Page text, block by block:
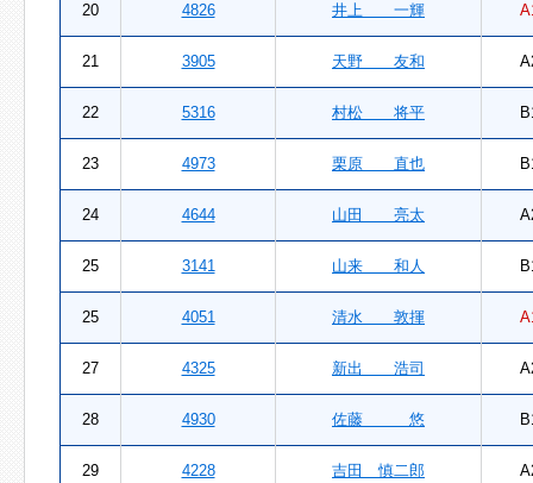
20 4826 井上 一輝
21 3905 天野 友和
22 5316 村松 将平
23 4973 栗原 直也
24 4644 山田 亮太
25 3141 山来 和人
25 4051 清水 敦揮
27 4325 新出 浩司
28 4930 佐藤 悠
29 4228 吉田 慎二郎